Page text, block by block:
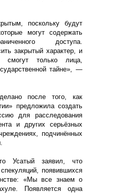
поскольку будут
могут содержать
доступа.
закрытый характер, и
смогут только лица,
тайне», —
после того, как
предложила создать
для расследования
и других серьёзных
подчинённых
Усатый заявил, что
появившихся
«Мы все знаем о
Появляется одна